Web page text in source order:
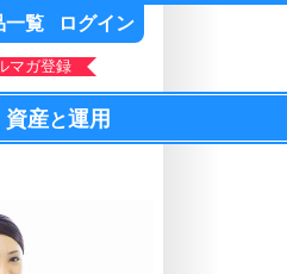
一覧 ログイン
マガ登録
資産と運用